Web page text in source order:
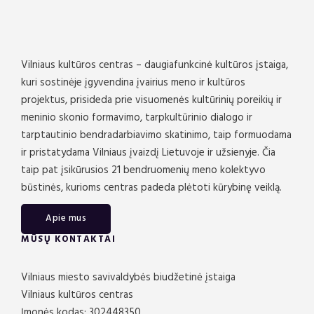
Koncertmeisteris Dovydas Baltrimavičius
Bilietai:https://kakava.lt/renginys/labas-scena-
muzikos-mokyklos-ugnele-mokiniu-
koncertas/9150/17566
Vilniaus kultūros centras – daugiafunkcinė kultūros įstaiga,
kuri sostinėje įgyvendina įvairius meno ir kultūros
projektus, prisideda prie visuomenės kultūrinių poreikių ir
meninio skonio formavimo, tarpkultūrinio dialogo ir
tarptautinio bendradarbiavimo skatinimo, taip formuodama
ir pristatydama Vilniaus įvaizdį Lietuvoje ir užsienyje. Čia
taip pat įsikūrusios 21 bendruomenių meno kolektyvo
būstinės, kurioms centras padeda plėtoti kūrybinę veiklą.
Apie mus
MŪSŲ KONTAKTAI
Vilniaus miesto savivaldybės biudžetinė įstaiga
Vilniaus kultūros centras